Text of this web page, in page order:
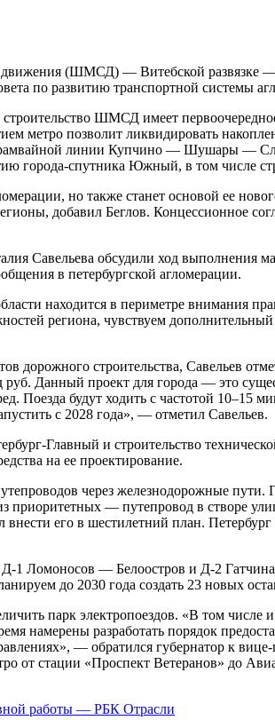
(ШМСД) — Витебской развязке —
по развитию транспортной системы
строительство ШМСД имеет
метро позволит ликвидировать
линии Купчино — Шушары —
города-спутника Южный, в том числе
но также станет основой ее
добавил Беглов. Концессионное
Савельева обсудили ход выполнения
в петербургской агломерации.
находится в периметре
региона, чувствуем
дорожного строительства, Савельев
Данный проект для города — это
Поезда будут ходить с частотой
с 2028 года», — отметил Савельев.
Главный и строительство
на ее проектирование.
через железнодорожные пути.
— путепровод в створе
его в шестилетний план.
1 Ломоносов — Белоостров и Д-2
до 2030 года создать 23 новых
парк электропоездов. «В том числе
намерены разработать порядок
— обратился губернатор к
стации «Проспект Ветеранов» до
работы — РБК Отрасли